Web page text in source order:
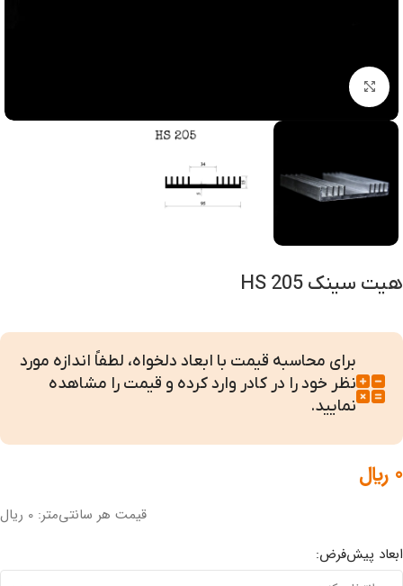
بزرگنمایی تصویر
هیت سینک HS 205
برای محاسبه قیمت با ابعاد دلخواه، لطفاً اندازه مورد
نظر خود را در کادر وارد کرده و قیمت را مشاهده
نمایید.
0 ﷼
قیمت هر سانتی‌متر: 0 ریال
ابعاد پیش‌فرض: